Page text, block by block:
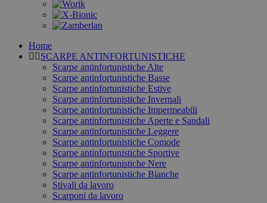
Home
SCARPE ANTINFORTUNISTICHE
Scarpe antinfortunistiche Alte
Scarpe antinfortunistiche Basse
Scarpe antinfortunistiche Estive
Scarpe antinfortunistiche Invernali
Scarpe antinfortunistiche Impermeabili
Scarpe antinfortunistiche Aperte e Sandali
Scarpe antinfortunistiche Leggere
Scarpe antinfortunistiche Comode
Scarpe antinfortunistiche Sportive
Scarpe antinfortunistiche Nere
Scarpe antinfortunistiche Bianche
Stivali da lavoro
Scarponi da lavoro